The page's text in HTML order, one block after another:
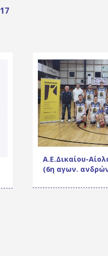
Α.Ε.Δικαίου-
(6η αγων.